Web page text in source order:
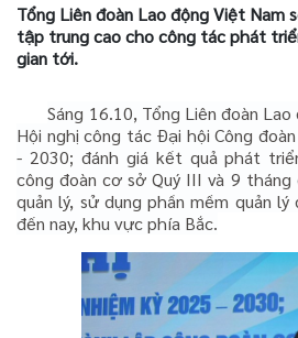
Tổng Liên đoàn Lao động Việt
tập trung cao cho công tác phát
gian tới.
Sáng 16.10, Tổng Liên đoàn
Hội nghị công tác Đại hội Công
- 2030; đánh giá kết quả phát
công đoàn cơ sở Quý III và 9
quản lý, sử dụng phần mềm quản
đến nay, khu vực phía Bắc.